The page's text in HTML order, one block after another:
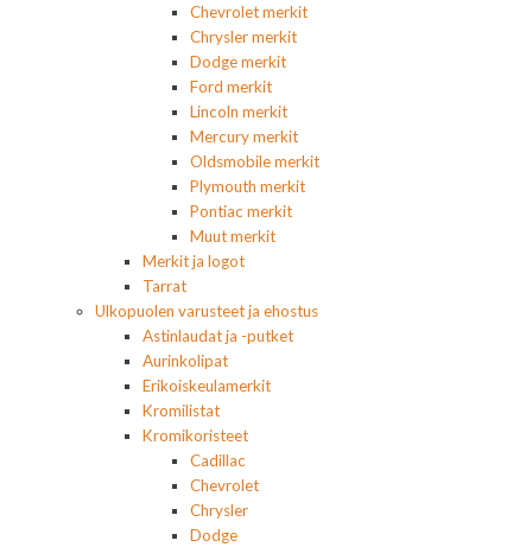
Chevrolet merkit
Chrysler merkit
Dodge merkit
Ford merkit
Lincoln merkit
Mercury merkit
Oldsmobile merkit
Plymouth merkit
Pontiac merkit
Muut merkit
Merkit ja logot
Tarrat
Ulkopuolen varusteet ja ehostus
Astinlaudat ja -putket
Aurinkolipat
Erikoiskeulamerkit
Kromilistat
Kromikoristeet
Cadillac
Chevrolet
Chrysler
Dodge